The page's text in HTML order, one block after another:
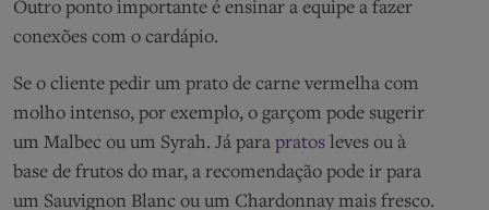
Outro ponto importante é ensinar a equipe a fazer
conexões com o cardápio.
Se o cliente pedir um prato de carne vermelha com
molho intenso, por exemplo, o garçom pode sugerir
um Malbec ou um Syrah. Já para pratos leves ou à
base de frutos do mar, a recomendação pode ir para
um Sauvignon Blanc ou um Chardonnay mais fresco.